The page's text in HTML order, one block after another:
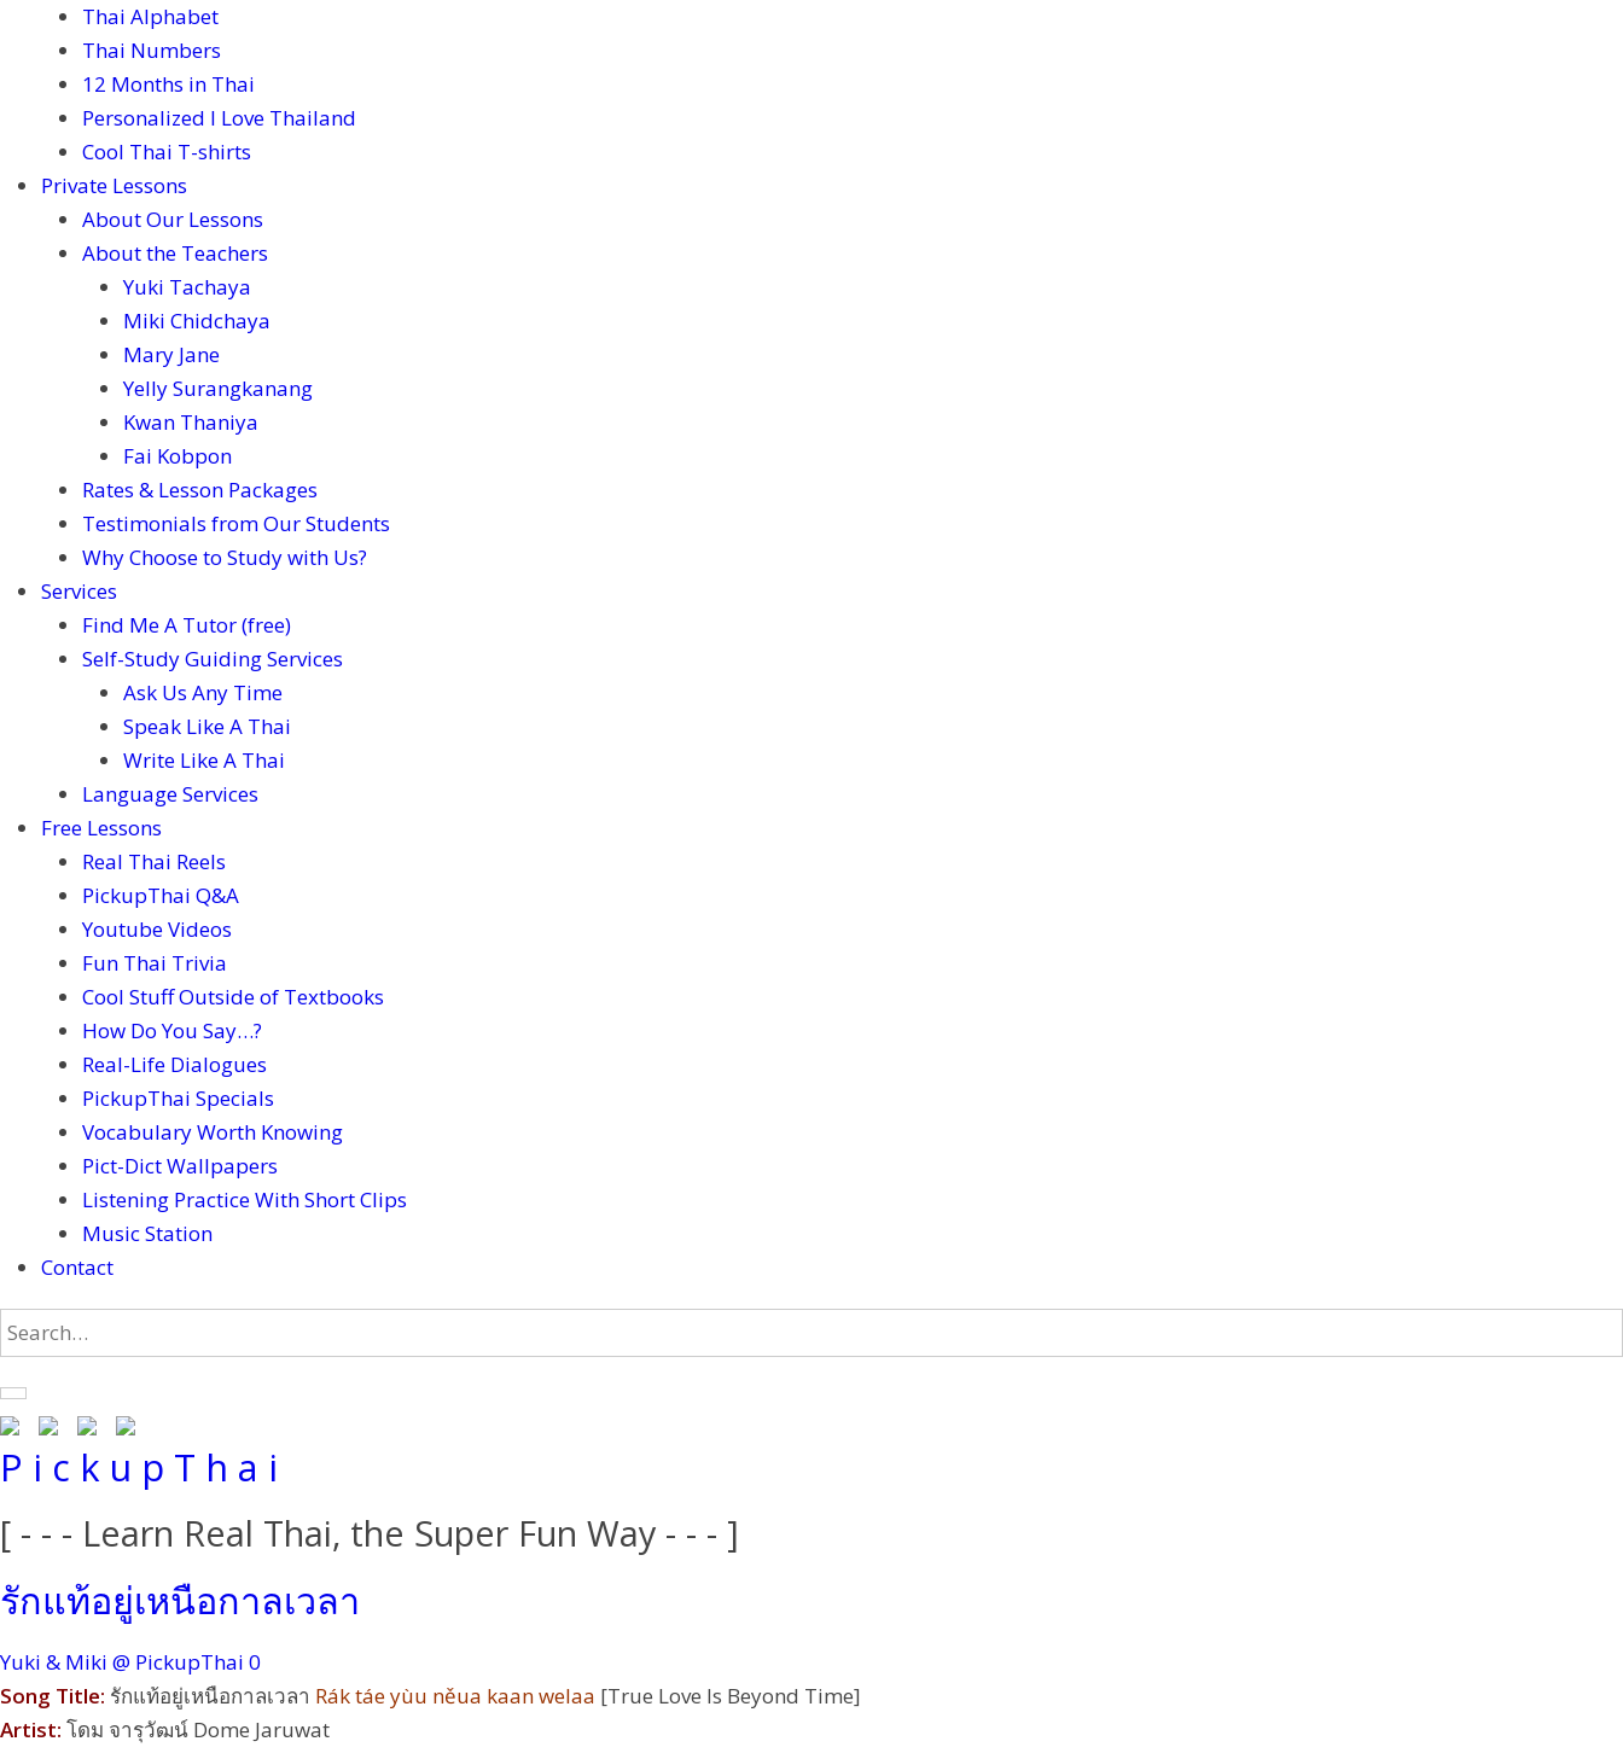
Thai Alphabet
Thai Numbers
12 Months in Thai
Personalized I Love Thailand
Cool Thai T-shirts
Private Lessons
About Our Lessons
About the Teachers
Yuki Tachaya
Miki Chidchaya
Mary Jane
Yelly Surangkanang
Kwan Thaniya
Fai Kobpon
Rates & Lesson Packages
Testimonials from Our Students
Why Choose to Study with Us?
Services
Find Me A Tutor (free)
Self-Study Guiding Services
Ask Us Any Time
Speak Like A Thai
Write Like A Thai
Language Services
Free Lessons
Real Thai Reels
PickupThai Q&A
Youtube Videos
Fun Thai Trivia
Cool Stuff Outside of Textbooks
How Do You Say…?
Real-Life Dialogues
PickupThai Specials
Vocabulary Worth Knowing
Pict-Dict Wallpapers
Listening Practice With Short Clips
Music Station
Contact
P i c k u p T h a i
[ - - - Learn Real Thai, the Super Fun Way - - - ]
รักแท้อยู่เหนือกาลเวลา
Yuki & Miki @ PickupThai 0
Song Title: รักแท้อยู่เหนือกาลเวลา Rák táe yùu něua kaan welaa [True Love Is Beyond Time]
Artist: โดม จารุวัฒน์ Dome Jaruwat